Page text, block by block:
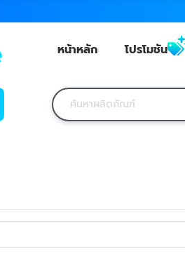
หน้าหลัก โปรโมชัน